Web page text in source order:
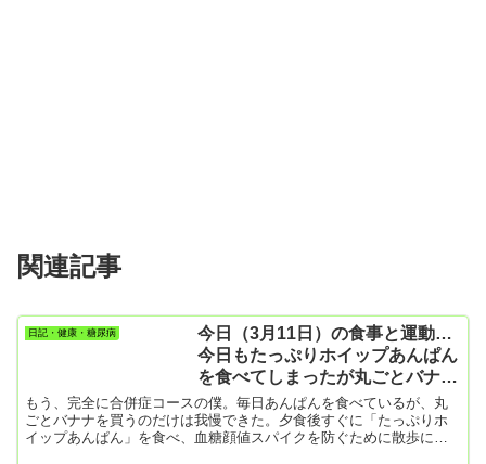
関連記事
日記・健康・糖尿病
今日（3月11日）の食事と運動…
今日もたっぷりホイップあんぱん
を食べてしまったが丸ごとバナナ
は我慢した
もう、完全に合併症コースの僕。毎日あんぱんを食べているが、丸
ごとバナナを買うのだけは我慢できた。夕食後すぐに「たっぷりホ
イップあんぱん」を食べ、血糖顔値スパイクを防ぐために散歩に出